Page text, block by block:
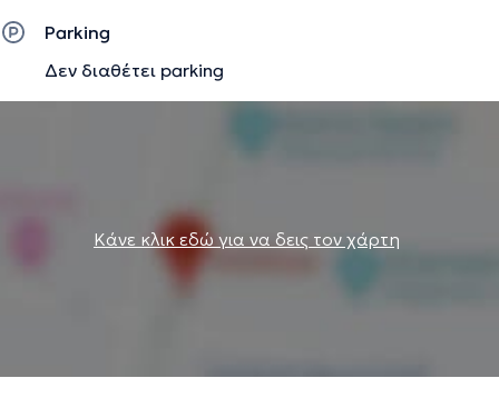
Parking
Δεν διαθέτει parking
Κάνε κλικ εδώ για να δεις τον χάρτη